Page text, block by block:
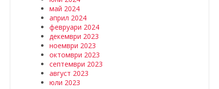
май 2024
април 2024
февруари 2024
декември 2023
ноември 2023
октомври 2023
септември 2023
август 2023
юли 2023